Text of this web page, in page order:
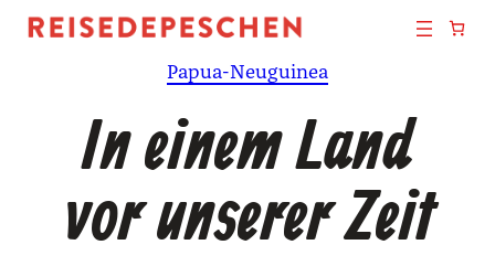
Zum
Papua-Neuguinea
In einem Land
vor unserer Zeit